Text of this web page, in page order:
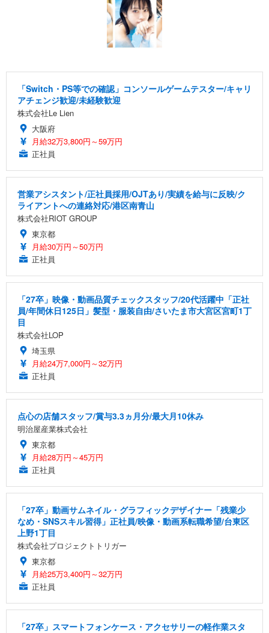
「Switch・PS等での確認」コンソールゲームテスター/キャリ
アチェンジ歓迎/未経験歓迎
株式会社Le Lien
大阪府
月給32万3,800円～59万円
正社員
営業アシスタント/正社員採用/OJTあり/実績を給与に反映/ク
ライアントへの連絡対応/港区南青山
株式会社RIOT GROUP
東京都
月給30万円～50万円
正社員
「27卒」映像・動画品質チェックスタッフ/20代活躍中「正社
員/年間休日125日」髪型・服装自由/さいたま市大宮区宮町1丁
目
株式会社LOP
埼玉県
月給24万7,000円～32万円
正社員
点心の店舗スタッフ/賞与3.3ヵ月分/最大月10休み
明治屋産業株式会社
東京都
月給28万円～45万円
正社員
「27卒」動画サムネイル・グラフィックデザイナー「残業少
なめ・SNSスキル習得」正社員/映像・動画系転職希望/台東区
上野1丁目
株式会社プロジェクトトリガー
東京都
月給25万3,400円～32万円
正社員
「27卒」スマートフォンケース・アクセサリーの軽作業スタ